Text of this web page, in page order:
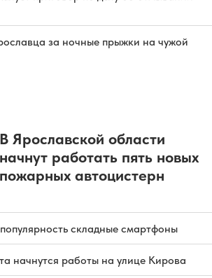
за ночные прыжки на чужой
В Ярославской области
начнут работать пять новых
пожарных автоцистерн
складные смартфоны
начнутся работы на улице Кирова